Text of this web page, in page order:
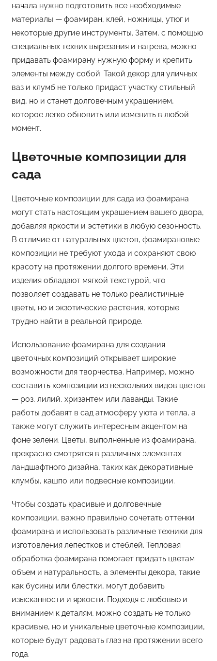
начала нужно подготовить все необходимые
материалы — фоамиран, клей, ножницы, утюг и
некоторые другие инструменты. Затем, с помощью
специальных техник вырезания и нагрева, можно
придавать фоамирану нужную форму и крепить
элементы между собой. Такой декор для уличных
ваз и клумб не только придаст участку стильный
вид, но и станет долговечным украшением,
которое легко обновить или изменить в любой
момент.
Цветочные композиции для
сада
Цветочные композиции для сада из фоамирана
могут стать настоящим украшением вашего двора,
добавляя яркости и эстетики в любую сезонность.
В отличие от натуральных цветов, фоамирановые
композиции не требуют ухода и сохраняют свою
красоту на протяжении долгого времени. Эти
изделия обладают мягкой текстурой, что
позволяет создавать не только реалистичные
цветы, но и экзотические растения, которые
трудно найти в реальной природе.
Использование фоамирана для создания
цветочных композиций открывает широкие
возможности для творчества. Например, можно
составить композиции из нескольких видов цветов
— роз, лилий, хризантем или лаванды. Такие
работы добавят в сад атмосферу уюта и тепла, а
также могут служить интересным акцентом на
фоне зелени. Цветы, выполненные из фоамирана,
прекрасно смотрятся в различных элементах
ландшафтного дизайна, таких как декоративные
клумбы, кашпо или подвесные композиции.
Чтобы создать красивые и долговечные
композиции, важно правильно сочетать оттенки
фоамирана и использовать различные техники для
изготовления лепестков и стеблей. Тепловая
обработка фоамирана помогает придать цветам
объем и натуральность, а элементы декора, такие
как бусины или блестки, могут добавить
изысканности и яркости. Подходя с любовью и
вниманием к деталям, можно создать не только
красивые, но и уникальные цветочные композиции,
которые будут радовать глаз на протяжении всего
года.